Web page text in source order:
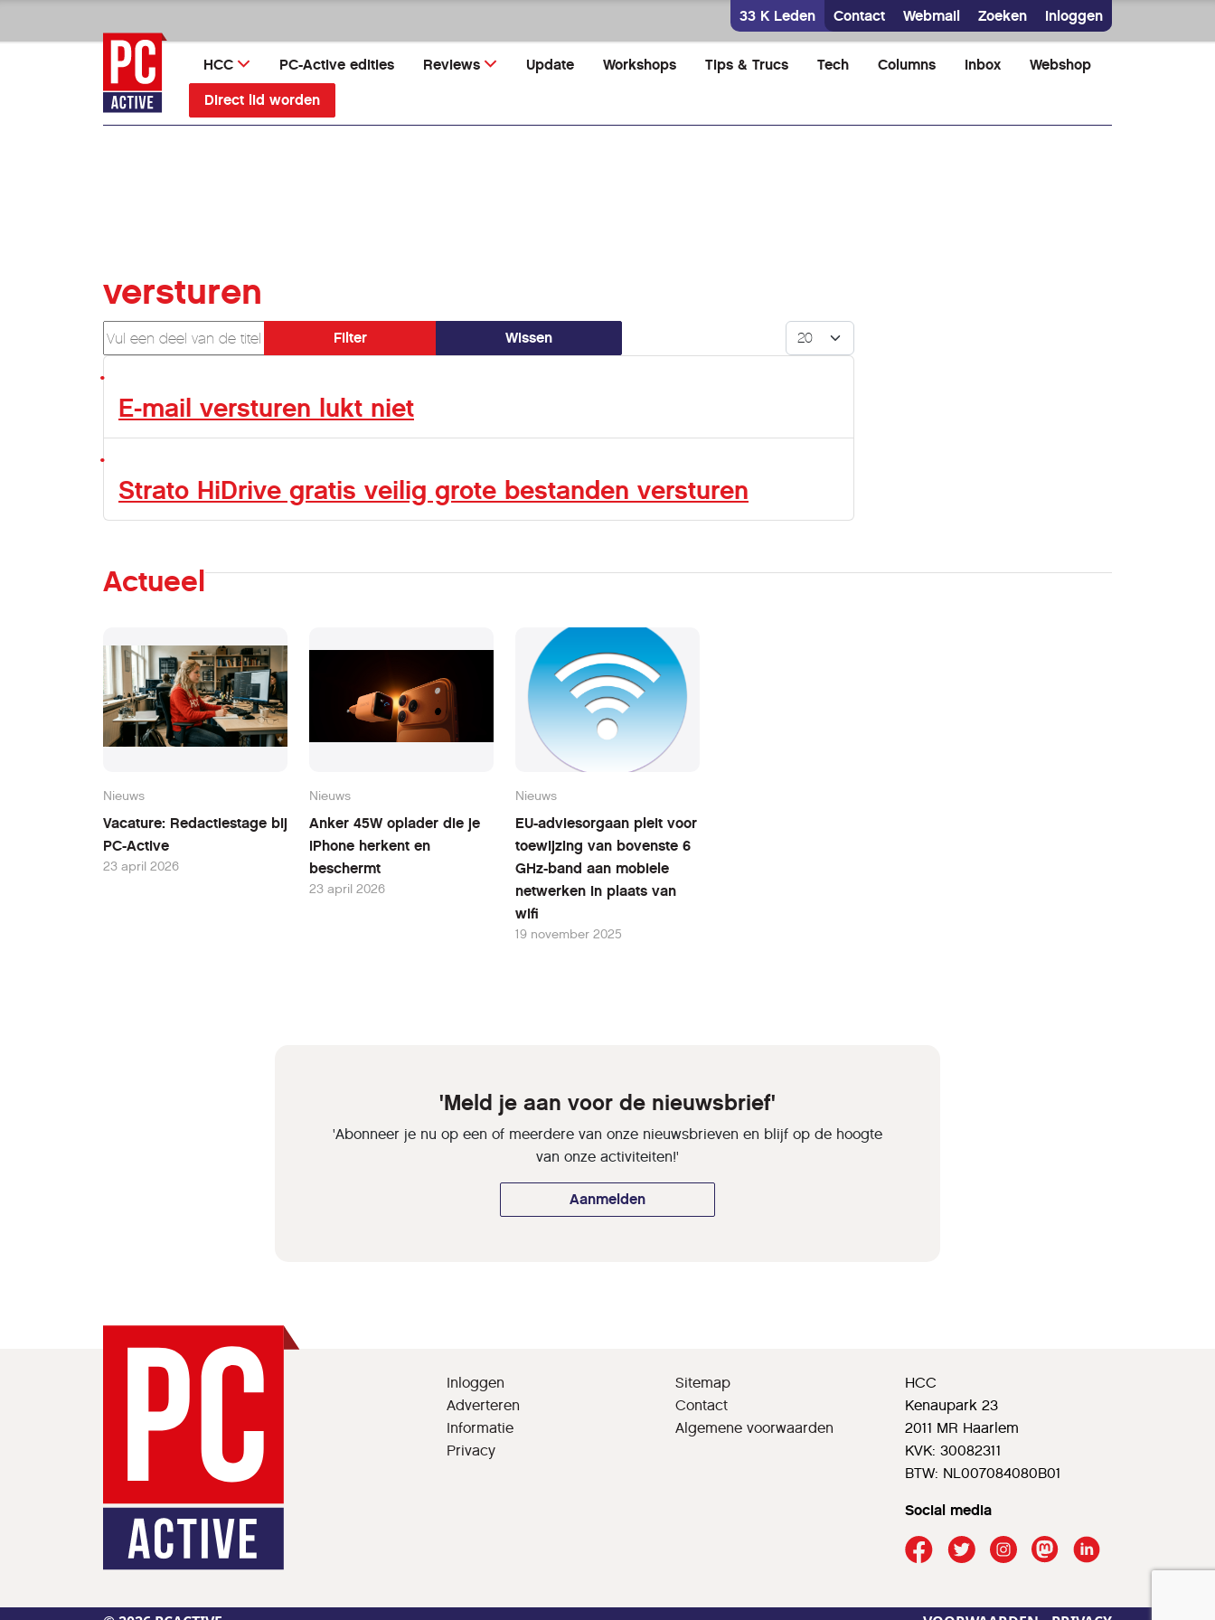
direct
naar
inhoud
33 K Leden Contact Webmail Zoeken Inloggen
HCC PC-Active edities Reviews Update Workshops Tips & Trucs Tech Columns Inbox Webshop
Direct lid worden
versturen
Vul een deel van de titel in Filter Wissen Toon #
E-mail versturen lukt niet
Strato HiDrive gratis veilig grote bestanden versturen
Actueel
Nieuws
Vacature: Redactiestage bij
PC-Active
23 april 2026
Nieuws
Anker 45W oplader die je
iPhone herkent en
beschermt
23 april 2026
Nieuws
EU-adviesorgaan pleit voor
toewijzing van bovenste 6
GHz-band aan mobiele
netwerken in plaats van
wifi
19 november 2025
'Meld je aan voor de nieuwsbrief'
'Abonneer je nu op een of meerdere van onze nieuwsbrieven en blijf op de hoogte
van onze activiteiten!'
Aanmelden
Inloggen
Adverteren
Informatie
Privacy
Sitemap
Contact
Algemene voorwaarden
HCC
Kenaupark 23
2011 MR Haarlem
KVK: 30082311
BTW: NL007084080B01
Social media